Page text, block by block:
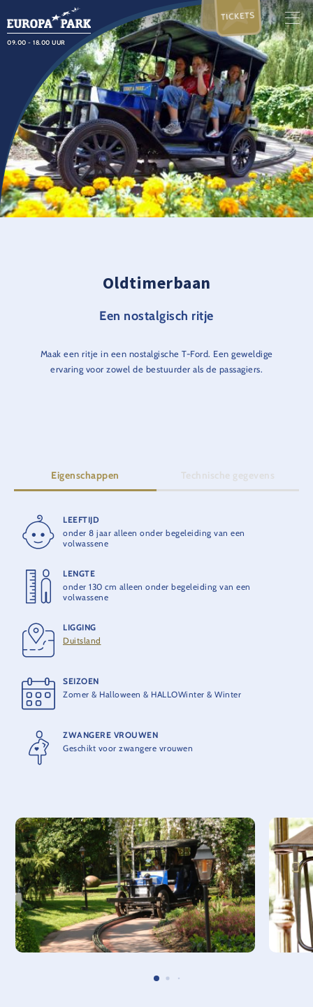
09.00 - 18.00 UUR
TICKETS
Oldtimerbaan
Een nostalgisch ritje
Maak een ritje in een nostalgische T-Ford. Een geweldige
ervaring voor zowel de bestuurder als de passagiers.
Eigenschappen Technische gegevens
LEEFTIJD
onder 8 jaar alleen onder begeleiding van een
volwassene
LENGTE
onder 130 cm alleen onder begeleiding van een
volwassene
LIGGING
Duitsland
SEIZOEN
Zomer & Halloween & HALLOWinter & Winter
ZWANGERE VROUWEN
Geschikt voor zwangere vrouwen
RITDUUR
2:38 min.
OPENING
1976
LEVERANCIER
MACK Rides
MAXIMUMCAPACITEIT
4 personen per auto
THEORETISCHE CAPACITEIT
570 personen per uur